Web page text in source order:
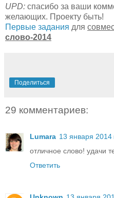
UPD: спасибо за ваши
желающих. Проекту быть!
Первые задания для
слово-2014
Поделиться
29 комментариев:
Lumara 13 января 2014
отличное слово! удачи
Ответить